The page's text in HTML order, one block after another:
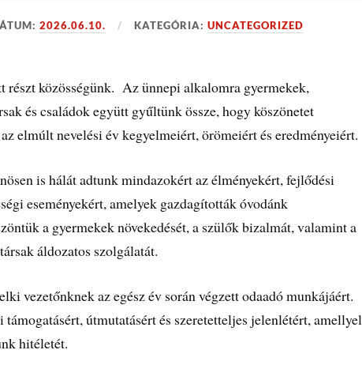
2026.06.10. KATEGÓRIA:UNCATEGORIZED
részt közösségünk. Az ünnepi alkalomra gyermekek,
és családok együtt gyűltünk össze, hogy köszönetet
elmúlt nevelési év kegyelmeiért, örömeiért és eredményeiért.
is hálát adtunk mindazokért az élményekért, fejlődési
eseményekért, amelyek gazdagították óvodánk
a gyermekek növekedését, a szülők bizalmát, valamint a
áldozatos szolgálatát.
vezetőnknek az egész év során végzett odaadó munkájáért.
útmutatásért és szeretetteljes jelenlétért, amellyel
hitéletét.